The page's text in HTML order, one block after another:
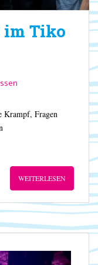
im Tiko
Krampf, Fragen
WEITERLESEN